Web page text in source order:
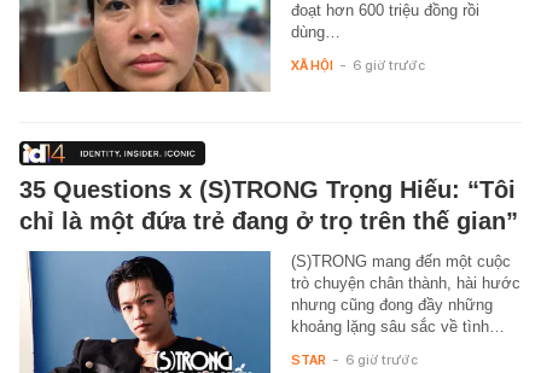
đoạt hơn 600 triệu đồng rồi
dùng…
XÃ HỘI - 6 giờ trước
35 Questions x (S)TRONG Trọng Hiếu: “Tôi
chỉ là một đứa trẻ đang ở trọ trên thế gian”
(S)TRONG mang đến một cuộc
trò chuyện chân thành, hài hước
nhưng cũng đong đầy những
khoảng lặng sâu sắc về tình…
STAR - 6 giờ trước